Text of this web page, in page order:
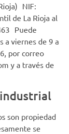
NIF:
de La Rioja al
Puede
a viernes de 9 a
por correo
y a través de
son propiedad
se